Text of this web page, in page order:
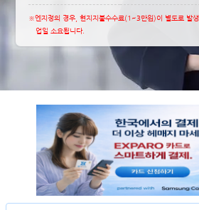
※엔지정의 경우, 현지지불수수료(1~3만원)이 별도로 발
업일 소요됩니다.